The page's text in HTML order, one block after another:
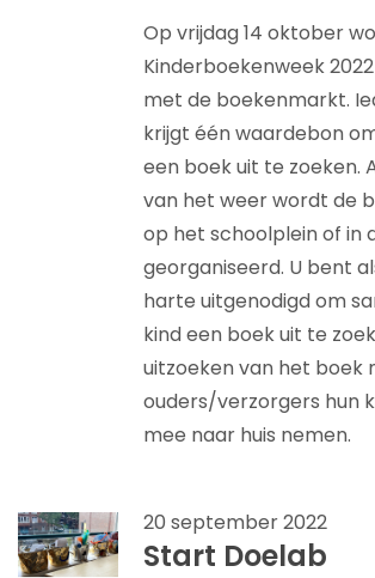
Op vrijdag 14 oktober
Kinderboekenweek
met de boekenmarkt.
krijgt één waardebon
een boek uit te zoeken.
van het weer wordt de
op het schoolplein of in
georganiseerd. U bent
harte uitgenodigd om
kind een boek uit te
uitzoeken van het boek
ouders/verzorgers hun
mee naar huis nemen.
20 september 2022
Start Doelab